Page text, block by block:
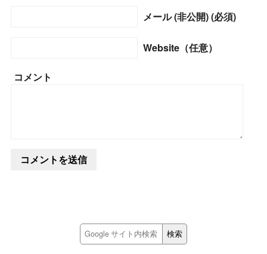
メール (非公開) (必須)
Website（任意）
コメント